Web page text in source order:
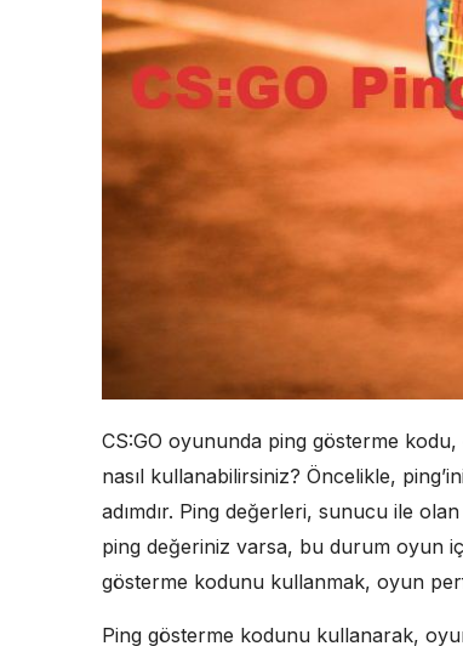
CS:GO oyununda ping gösterme
nasıl kullanabilirsiniz? Öncelikle,
adımdır. Ping değerleri, sunucu ile
ping değeriniz varsa, bu durum oyun
gösterme kodunu kullanmak, oyun
Ping gösterme kodunu kullanarak,